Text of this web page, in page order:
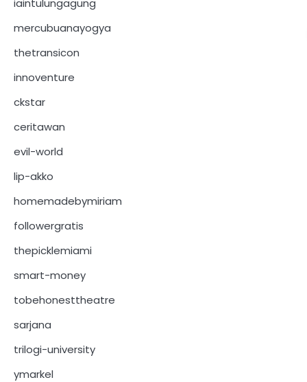
iaintulungagung
mercubuanayogya
thetransicon
innoventure
ckstar
ceritawan
evil-world
lip-akko
homemadebymiriam
followergratis
thepicklemiami
smart-money
tobehonesttheatre
sarjana
trilogi-university
ymarkel